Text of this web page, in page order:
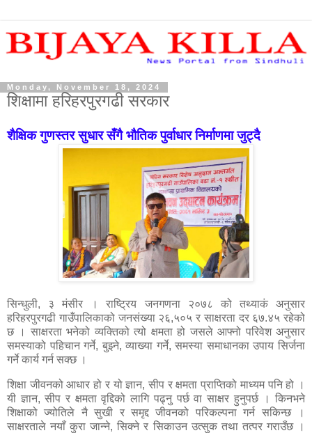
Monday, November 18, 2024
शिक्षामा हरिहरपुरगढी सरकार
शैक्षिक गुणस्तर सुधार सँगै भौतिक पुर्वाधार निर्माणमा जुट्दै
सिन्धुली, ३ मंसीर । राष्ट्रिय जनगणना २०७८ को तथ्याकं अनुसार
हरिहरपुरगढी गाउँपालिकाको जनसंख्या २६,५०५ र साक्षरता दर ६७.४५ रहेको
छ । साक्षरता भनेको व्यक्तिको त्यो क्षमता हो जसले आफ्नो परिवेश अनुसार
समस्याको पहिचान गर्ने, बुझ्ने, व्याख्या गर्ने, समस्या समाधानका उपाय सिर्जना
गर्ने कार्य गर्न सक्छ ।
शिक्षा जीवनको आधार हो र यो ज्ञान, सीप र क्षमता प्राप्तिको माध्यम पनि हो ।
यी ज्ञान, सीप र क्षमता वृद्दिको लागि पढ्नु पर्छ वा साक्षर हुनुपर्छ । किनभने
शिक्षाको ज्योतिले नै सुखी र समृद्द जीवनको परिकल्पना गर्न सकिन्छ ।
साक्षरताले नयाँ कुरा जान्ने, सिक्ने र सिकाउन उत्सुक तथा तत्पर गराउँछ ।